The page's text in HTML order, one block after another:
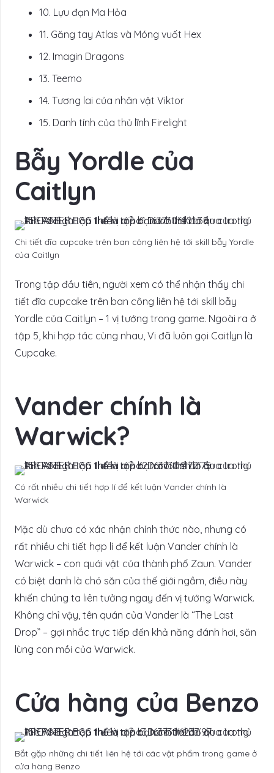
10. Lựu đạn Ma Hỏa
11. Găng tay Atlas và Móng vuốt Hex
12. Imagin Dragons
13. Teemo
14. Tương lai của nhân vật Viktor
15. Danh tính của thủ lĩnh Firelight
Bẫy Yordle của
Caitlyn
Chi tiết đĩa cupcake trên ban công liên hệ tới skill bẫy Yordle
của Caitlyn
Trong tập đầu tiên, người xem có thể nhận thấy chi
tiết đĩa cupcake trên ban công liên hệ tới skill bẫy
Yordle của Caitlyn – 1 vị tướng trong game. Ngoài ra ở
tập 5, khi hợp tác cùng nhau, Vi đã luôn gọi Caitlyn là
Cupcake.
Vander chính là
Warwick?
Có rất nhiều chi tiết hợp lí để kết luận Vander chính là
Warwick
Mặc dù chưa có xác nhận chính thức nào, nhưng có
rất nhiều chi tiết hợp lí để kết luận Vander chính là
Warwick – con quái vật của thành phố Zaun. Vander
có biệt danh là chó săn của thế giới ngầm, điều này
khiến chúng ta liên tưởng ngay đến vị tướng Warwick.
Không chỉ vậy, tên quán của Vander là “The Last
Drop” – gợi nhắc trực tiếp đến khả năng đánh hơi, săn
lùng con mồi của Warwick.
Cửa hàng của Benzo
Bắt gặp những chi tiết liên hệ tới các vật phẩm trong game ở
cửa hàng Benzo